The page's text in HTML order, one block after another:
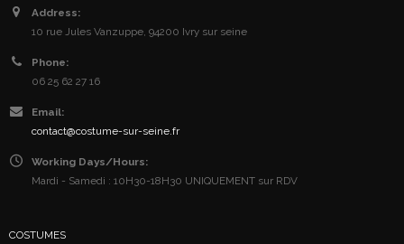
Address:
10 rue Jules Vanzuppe, 94200 Ivry sur seine
Phone:
06 25 62 27 16
Email:
contact@costume-sur-seine.fr
Working Days/Hours:
Mardi - Samedi : 10H30-18H30 UNIQUEMENT sur RDV
COSTUMES